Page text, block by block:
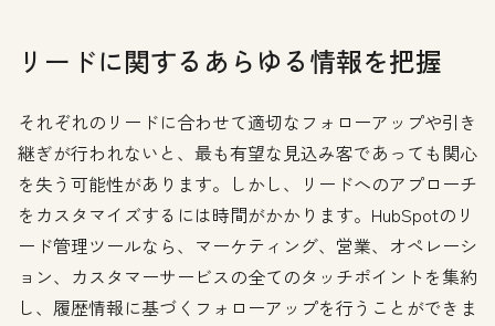
リードに関するあらゆる情報を把握
それぞれのリードに合わせて適切なフォローアップや引き
継ぎが行われないと、最も有望な見込み客であっても関心
を失う可能性があります。しかし、リードへのアプローチ
をカスタマイズするには時間がかかります。HubSpotのリ
ード管理ツールなら、マーケティング、営業、オペレーシ
ョン、カスタマーサービスの全てのタッチポイントを集約
し、履歴情報に基づくフォローアップを行うことができま